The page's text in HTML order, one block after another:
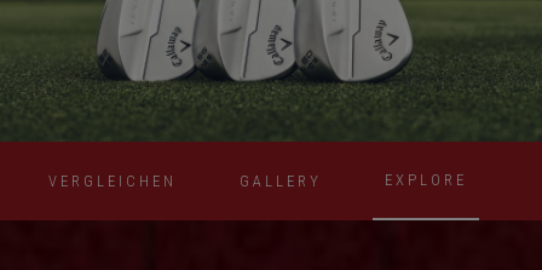
VERGLEICHEN GALLERY EXPLORE